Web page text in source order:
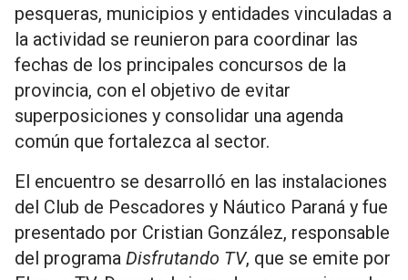
pesqueras, municipios y entidades vinculadas a
la actividad se reunieron para coordinar las
fechas de los principales concursos de la
provincia, con el objetivo de evitar
superposiciones y consolidar una agenda
común que fortalezca al sector.
El encuentro se desarrolló en las instalaciones
del Club de Pescadores y Náutico Paraná y fue
presentado por Cristian González, responsable
del programa Disfrutando TV, que se emite por